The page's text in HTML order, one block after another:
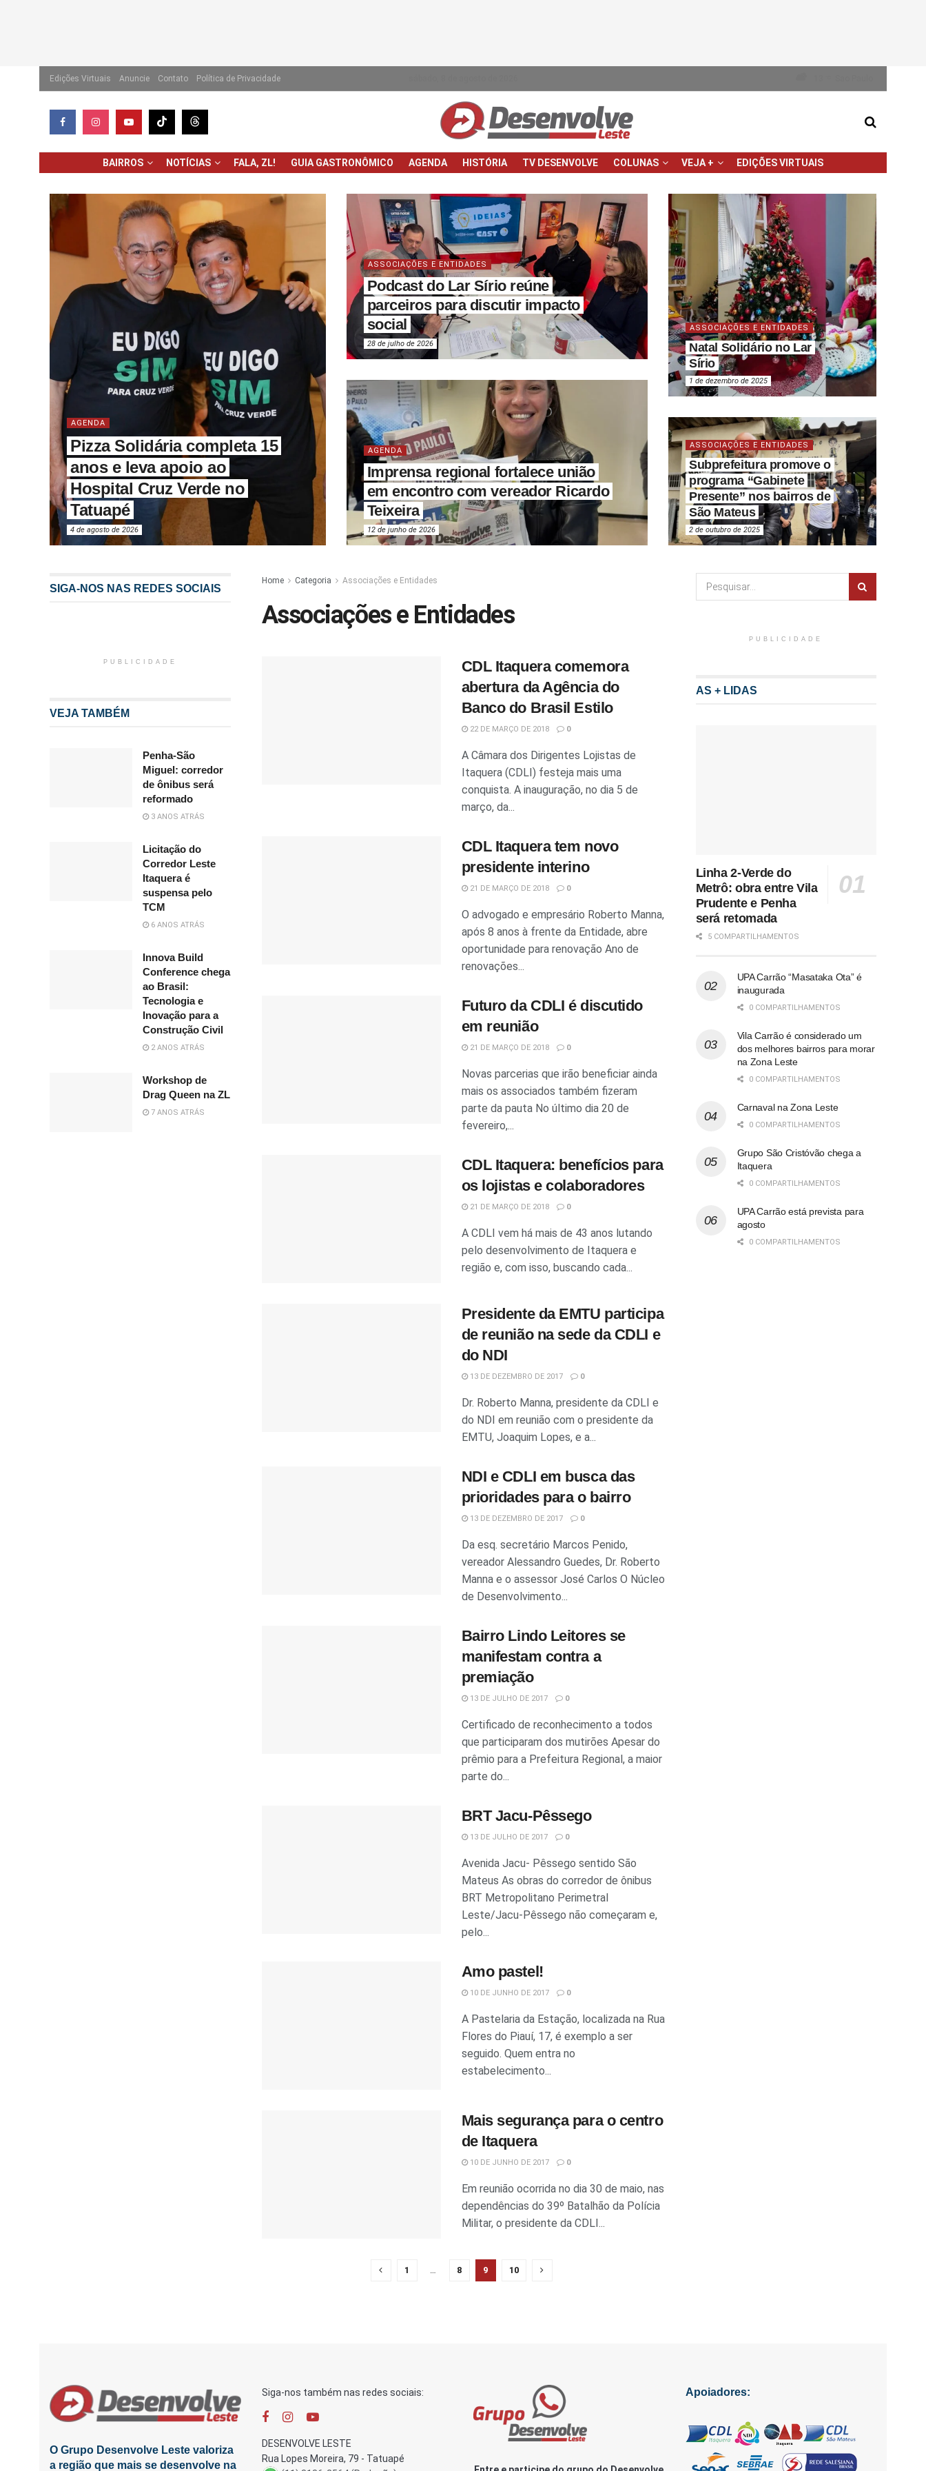
Edições Virtuais Anuncie Contato Política de Privacidade
BAIRROS NOTÍCIAS FALA, ZL! GUIA GASTRONÔMICO AGENDA HISTÓRIA TV DESENVOLVE COLUNAS VEJA + EDIÇÕES VIRTUAIS
AGENDA
Pizza Solidária completa 15
anos e leva apoio ao
Hospital Cruz Verde no
Tatuapé
4 de agosto de 2026
ASSOCIAÇÕES E ENTIDADES
Podcast do Lar Sírio reúne
parceiros para discutir impacto
social
28 de julho de 2026
AGENDA
Imprensa regional fortalece união
em encontro com vereador Ricardo
Teixeira
12 de junho de 2026
ASSOCIAÇÕES E ENTIDADES
Natal Solidário no Lar
Sírio
1 de dezembro de 2025
ASSOCIAÇÕES E ENTIDADES
Subprefeitura promove o
programa “Gabinete
Presente” nos bairros de
São Mateus
2 de outubro de 2025
Home Categoria Associações e Entidades
Associações e Entidades
CDL Itaquera comemora
abertura da Agência do
Banco do Brasil Estilo
22 DE MARÇO DE 2018 0
A Câmara dos Dirigentes Lojistas de
Itaquera (CDLI) festeja mais uma
conquista. A inauguração, no dia 5 de
março, da...
CDL Itaquera tem novo
presidente interino
21 DE MARÇO DE 2018 0
O advogado e empresário Roberto Manna,
após 8 anos à frente da Entidade, abre
oportunidade para renovação Ano de
renovações...
Futuro da CDLI é discutido
em reunião
21 DE MARÇO DE 2018 0
Novas parcerias que irão beneficiar ainda
mais os associados também fizeram
parte da pauta No último dia 20 de
fevereiro,...
CDL Itaquera: benefícios para
os lojistas e colaboradores
21 DE MARÇO DE 2018 0
A CDLI vem há mais de 43 anos lutando
pelo desenvolvimento de Itaquera e
região e, com isso, buscando cada...
Presidente da EMTU participa
de reunião na sede da CDLI e
do NDI
13 DE DEZEMBRO DE 2017 0
Dr. Roberto Manna, presidente da CDLI e
do NDI em reunião com o presidente da
EMTU, Joaquim Lopes, e a...
NDI e CDLI em busca das
prioridades para o bairro
13 DE DEZEMBRO DE 2017 0
Da esq. secretário Marcos Penido,
vereador Alessandro Guedes, Dr. Roberto
Manna e o assessor José Carlos O Núcleo
de Desenvolvimento...
Bairro Lindo Leitores se
manifestam contra a
premiação
13 DE JULHO DE 2017 0
Certificado de reconhecimento a todos
que participaram dos mutirões Apesar do
prêmio para a Prefeitura Regional, a maior
parte do...
BRT Jacu-Pêssego
13 DE JULHO DE 2017 0
Avenida Jacu- Pêssego sentido São
Mateus As obras do corredor de ônibus
BRT Metropolitano Perimetral
Leste/Jacu-Pêssego não começaram e,
pelo...
Amo pastel!
10 DE JUNHO DE 2017 0
A Pastelaria da Estação, localizada na Rua
Flores do Piauí, 17, é exemplo a ser
seguido. Quem entra no
estabelecimento...
Mais segurança para o centro
de Itaquera
10 DE JUNHO DE 2017 0
Em reunião ocorrida no dia 30 de maio, nas
dependências do 39º Batalhão da Polícia
Militar, o presidente da CDLI...
1 8 9 10
SIGA-NOS NAS REDES SOCIAIS
PUBLICIDADE
VEJA TAMBÉM
Penha-São
Miguel: corredor
de ônibus será
reformado
3 ANOS ATRÁS
Licitação do
Corredor Leste
Itaquera é
suspensa pelo
TCM
6 ANOS ATRÁS
Innova Build
Conference chega
ao Brasil:
Tecnologia e
Inovação para a
Construção Civil
2 ANOS ATRÁS
Workshop de
Drag Queen na ZL
7 ANOS ATRÁS
PUBLICIDADE
AS + LIDAS
Linha 2-Verde do
Metrô: obra entre Vila
Prudente e Penha
será retomada
5 COMPARTILHAMENTOS
UPA Carrão “Masataka Ota” é
inaugurada
0 COMPARTILHAMENTOS
Vila Carrão é considerado um
dos melhores bairros para morar
na Zona Leste
0 COMPARTILHAMENTOS
Carnaval na Zona Leste
0 COMPARTILHAMENTOS
Grupo São Cristóvão chega a
Itaquera
0 COMPARTILHAMENTOS
UPA Carrão está prevista para
agosto
0 COMPARTILHAMENTOS
O Grupo Desenvolve Leste valoriza
a região que mais se desenvolve na
Siga-nos também nas redes sociais:
DESENVOLVE LESTE
Rua Lopes Moreira, 79 - Tatuapé
Apoiadores: